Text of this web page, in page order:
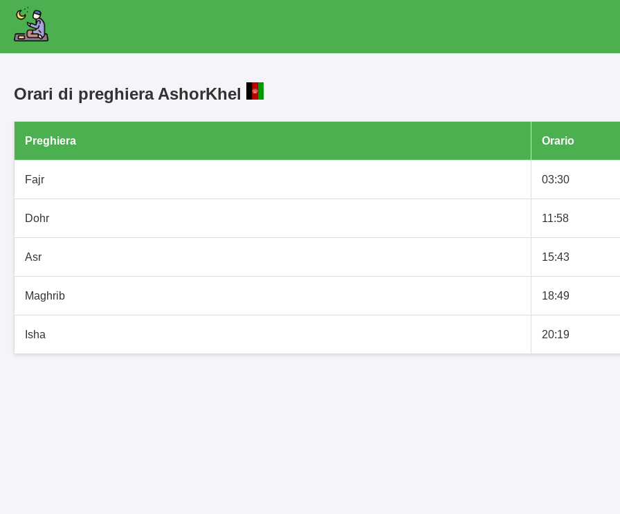
Orari di preghiera AshorKhel
Preghiera Orario
Fajr 03:30
Dohr 11:58
Asr 15:43
Maghrib 18:49
Isha 20:19